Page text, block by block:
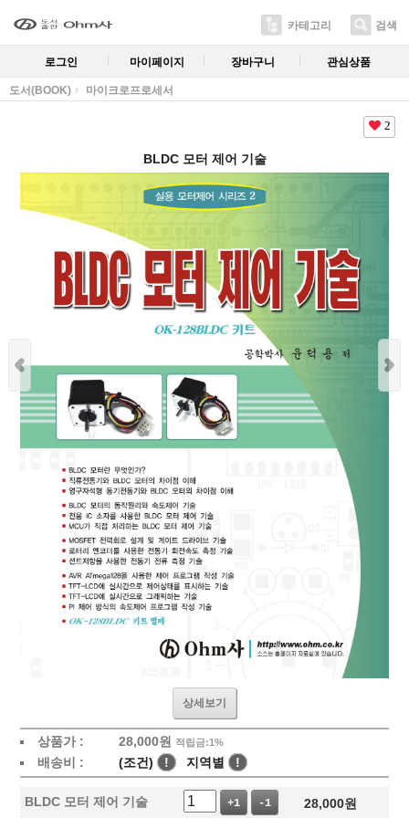
카테고리 검색
로그인 마이페이지 장바구니 관심상품
도서(BOOK) 마이크로프로세서
2
BLDC 모터 제어 기술
상세보기
상품가 : 28,000원 적립금:1%
배송비 : (조건) ! 지역별 !
BLDC 모터 제어 기술 +1 -1 28,000원